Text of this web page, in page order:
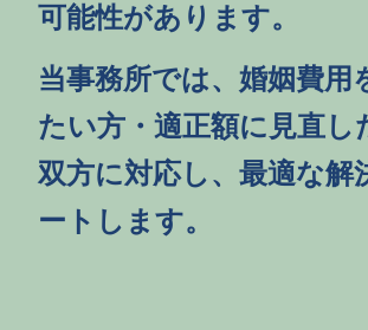
可能性があります。
当事務所では、婚姻費用
たい方・適正額に見直し
双方に対応し、最適な解
ートします。